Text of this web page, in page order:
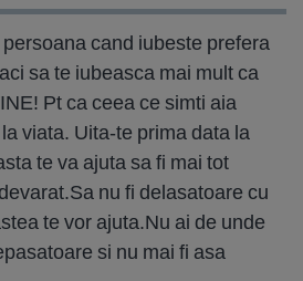
cand iubeste prefera
sa te iubeasca mai mult ca
Pt ca ceea ce simti aia
viata. Uita-te prima data la
te va ajuta sa fi mai tot
nu fi delasatoare cu
te vor ajuta.Nu ai de unde
si nu mai fi asa